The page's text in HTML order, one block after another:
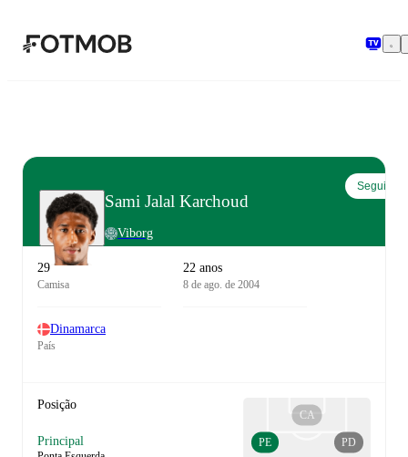
Sami Jalal Karchoud
Viborg
Seguir
29
Camisa
22 anos
8 de ago. de 2004
Dinamarca
País
Posição
Principal PD
CA
PE